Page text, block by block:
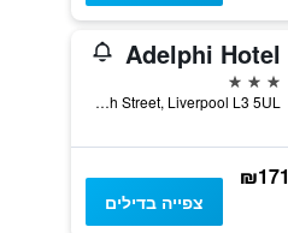
Adelphi Hotel
3 כוכבים
Ranelagh Street, Liverpool L3 5UL, ליברפול, בריטניה
₪171
צפייה בדילים